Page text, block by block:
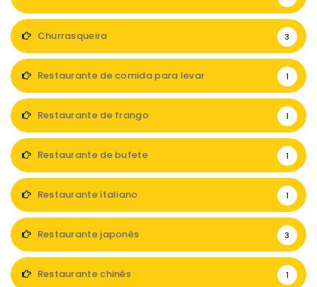
Churrasqueira 3
Restaurante de comida para levar 1
Restaurante de frango 1
Restaurante de bufete 1
Restaurante italiano 1
Restaurante japonês 3
Restaurante chinês 1